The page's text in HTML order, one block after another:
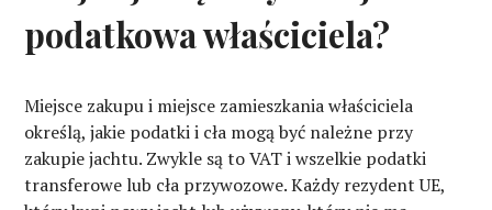
podatkowa właściciela?
Miejsce zakupu i miejsce zamieszkania właściciela
określą, jakie podatki i cła mogą być należne przy
zakupie jachtu. Zwykle są to VAT i wszelkie podatki
transferowe lub cła przywozowe. Każdy rezydent UE,